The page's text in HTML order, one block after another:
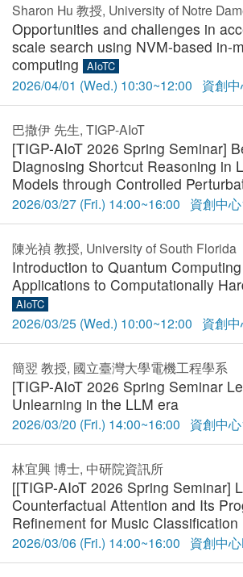
Sharon Hu 教授, University of Notre
Opportunities and challenges in
scale search using NVM-based in-
computing AIoTC
2026/04/01 (Wed.) 10:30~12:00 資創
巴撒伊 先生, TIGP-AIoT
[TIGP-AIoT 2026 Spring Seminar]
Diagnosing Shortcut Reasoning in
Models through Controlled
2026/03/27 (Fri.) 14:00~16:00 資創中
陳光禎 教授, University of South Florida
Introduction to Quantum
Applications to Computationally
AIoTC
2026/03/25 (Wed.) 10:00~12:00 資創
簡翌 教授, 國立臺灣大學電機工程學系
[TIGP-AIoT 2026 Spring Seminar
Unlearning in the LLM era
2026/03/20 (Fri.) 14:00~16:00 資創中
林宜興 博士, 中研院資訊所
[[TIGP-AIoT 2026 Spring Seminar]
Counterfactual Attention and Its
Refinement for Music Classification
2026/03/06 (Fri.) 14:00~16:00 資創中